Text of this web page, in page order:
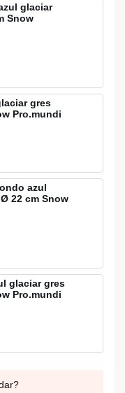
glaciar
Snow
gres
Pro.mundi
azul
22 cm Snow
glaciar gres
Pro.mundi